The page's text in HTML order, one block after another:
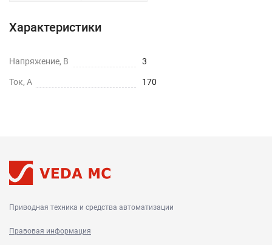
Характеристики
Напряжение, В 3
Ток, А 170
Приводная техника и средства автоматизации
Правовая информация